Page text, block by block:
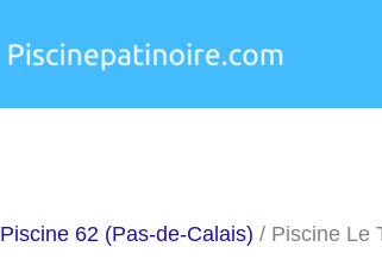
Piscine 62 (Pas-de-Calais) / Piscine Le